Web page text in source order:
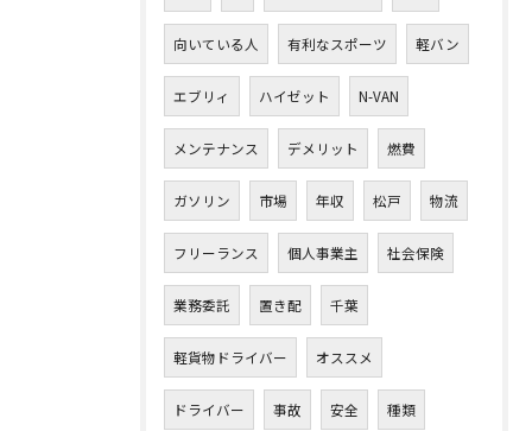
向いている人 有利なスポーツ 軽バン
エブリィ ハイゼット N-VAN
メンテナンス デメリット 燃費
ガソリン 市場 年収 松戸 物流
フリーランス 個人事業主 社会保険
業務委託 置き配 千葉
軽貨物ドライバー オススメ
ドライバー 事故 安全 種類